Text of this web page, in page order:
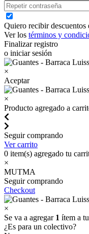
Quiero recibir
Ver los términos y
Finalizar registro
o iniciar sesión
×
Aceptar
×
Producto agregado a
Seguir comprando
Ver carrito
0 item(s) agregado tu
×
MUTMA
Seguir comprando
Checkout
×
Se va a agregar 1 ítem a
¿Es para un colectivo?